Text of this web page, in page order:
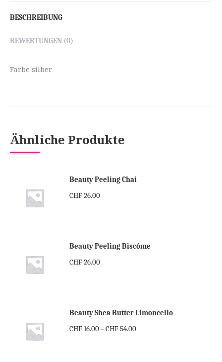
BESCHREIBUNG
BEWERTUNGEN (0)
Farbe silber
Ähnliche Produkte
Beauty Peeling Chai
CHF26.00
Beauty Peeling Biscôme
CHF26.00
Beauty Shea Butter Limoncello
CHF16.00–CHF54.00